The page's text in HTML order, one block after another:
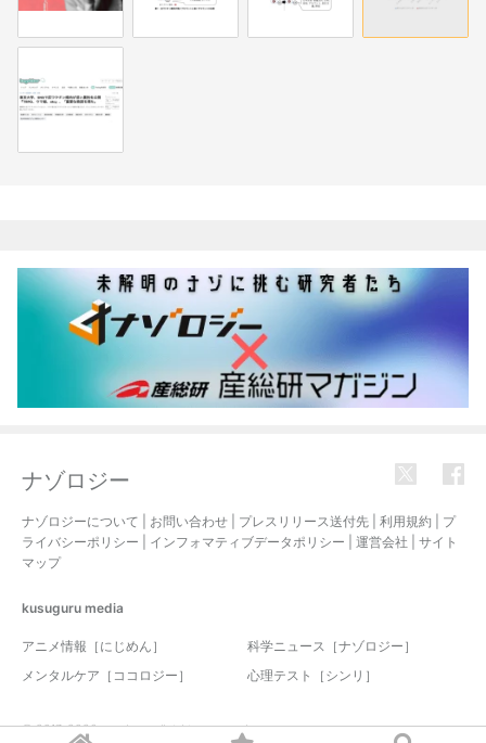
ナゾロジー
ナゾロジーについて お問い合わせ プレスリリース送付先 利用規約
プ
ライバシーポリシー
インフォマティブデータポリシー 運営会社
サイト
マップ
kusuguru media
アニメ情報［にじめん］
科学ニュース［ナゾロジー］
メンタルケア［ココロジー］
心理テスト［シンリ］
© 2017-2026 nazology. all rights reserved.